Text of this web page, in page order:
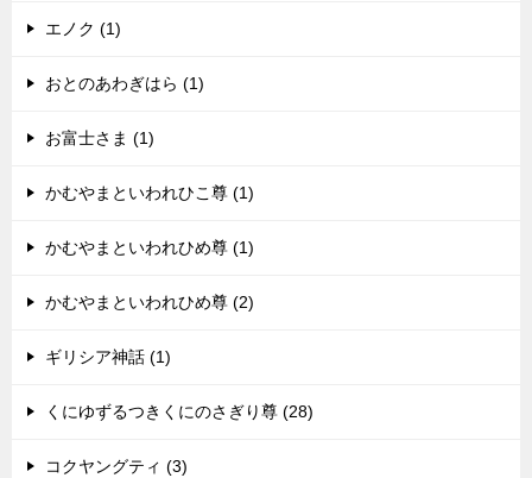
エノク (1)
おとのあわぎはら (1)
お富士さま (1)
かむやまといわれひこ尊 (1)
かむやまといわれひめ尊 (1)
かむやまといわれひめ尊 (2)
ギリシア神話 (1)
くにゆずるつきくにのさぎり尊 (28)
コクヤングティ (3)